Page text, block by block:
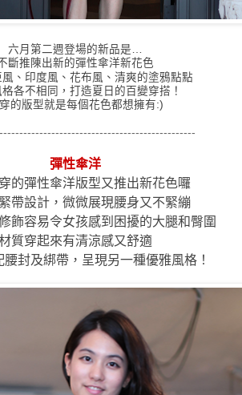
六月第二週登場的新品是…
斷推陳出新的彈性傘洋新花色
、印度風、花布風、清爽的塗鴉點點
各不相同，打造夏日的百變穿搭 ！
的版型就是每個花色都想擁有:)
彈性傘洋
的彈性傘洋版型又推出新花色囉
帶設計，微微展現腰身又不緊繃
飾容易令女孩感到困擾的大腿和臀圍
質穿起來有清涼感又舒適
封及綁帶，呈現另一種優雅風格！